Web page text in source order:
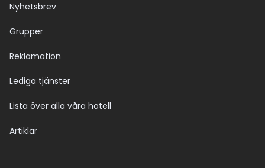
Nyhetsbrev
Grupper
Reklamation
Lediga tjänster
Lista över alla våra hotell
Artiklar